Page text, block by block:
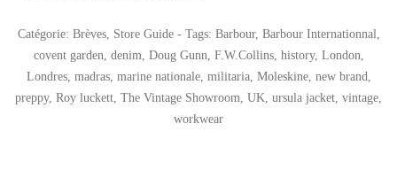
Catégorie: Brèves, Store Guide- Tags: Barbour, Barbour Internationnal,
covent garden, denim, Doug Gunn, F.W.Collins, history, London,
Londres, madras, marine nationale, militaria, Moleskine, new brand,
preppy, Roy luckett, The Vintage Showroom, UK, ursula jacket, vintage,
workwear